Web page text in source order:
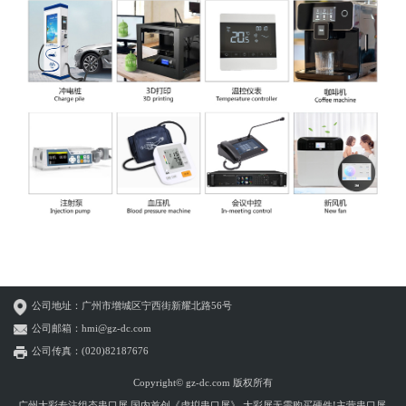
公司地址：广州市增城区宁西街新耀北路56号
公司邮箱：hmi@gz-dc.com
公司传真：(020)82187676
Copyright© gz-dc.com 版权所有